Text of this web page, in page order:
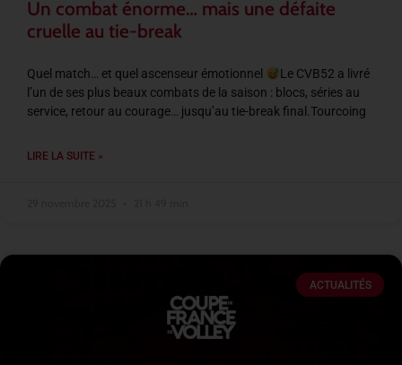
Un combat énorme… mais une défaite
cruelle au tie-break
Quel match… et quel ascenseur émotionnel
Le CVB52 a livré
l’un de ses plus beaux combats de la saison : blocs, séries au
service, retour au courage… jusqu’au tie-break final.Tourcoing
LIRE LA SUITE »
ACTUALITÉS